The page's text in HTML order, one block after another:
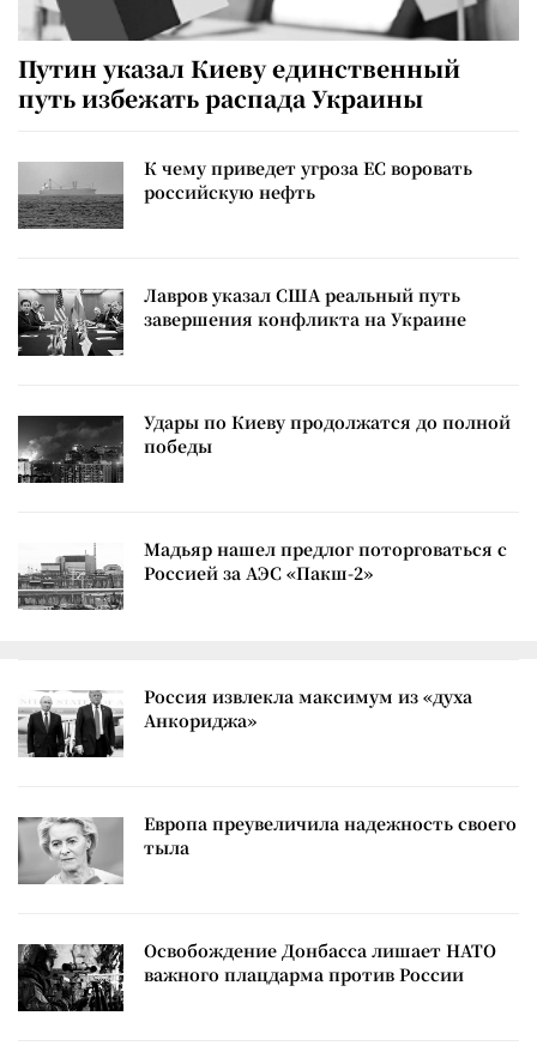
Путин указал Киеву единственный
путь избежать распада Украины
К чему приведет угроза ЕС воровать
российскую нефть
Лавров указал США реальный путь
завершения конфликта на Украине
Удары по Киеву продолжатся до полной
победы
Мадьяр нашел предлог поторговаться с
Россией за АЭС «Пакш-2»
Россия извлекла максимум из «духа
Анкориджа»
Европа преувеличила надежность своего
тыла
Освобождение Донбасса лишает НАТО
важного плацдарма против России